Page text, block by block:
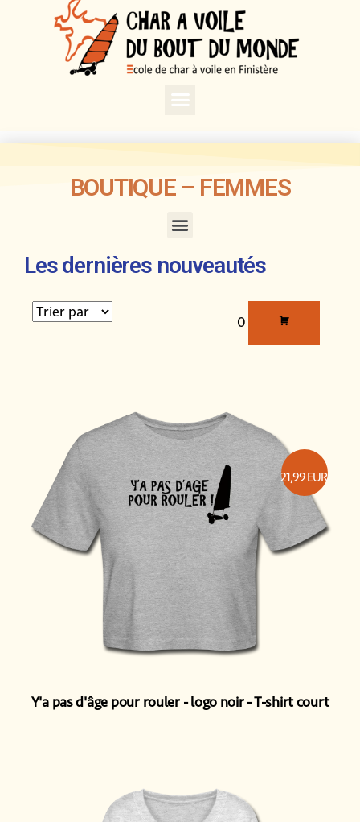
BOUTIQUE – FEMMES
Les dernières nouveautés
0
Y'a pas d'âge pour rouler - logo noir T-shirt court
21,99EUR